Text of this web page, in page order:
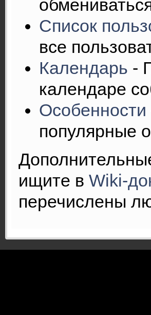
Список
все
Календарь -
календаре
Особенности
популярные
ищите в Wiki-
перечислены